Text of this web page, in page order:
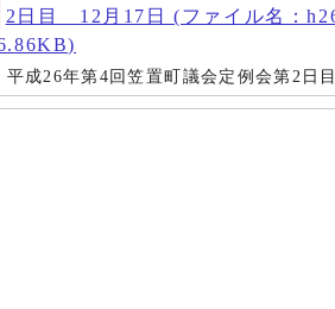
2日目 12月17日 (ファイル名：
平成26年第4回笠置町議会定例会第2日